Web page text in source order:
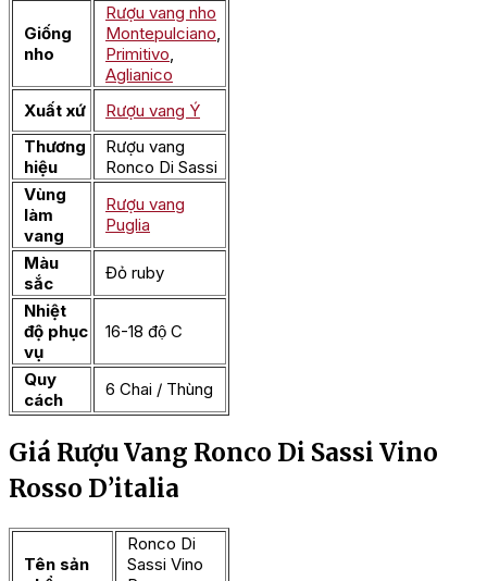
Giống
nho
Rượu vang nho
Montepulciano
Primitivo
Aglianico
Xuất xứ
Rượu vang Ý
Thương
hiệu
Rượu vang
Ronco Di Sassi
Vùng
làm
vang
Rượu vang
Puglia
Màu
sắc
Đỏ ruby
Nhiệt
độ phục
vụ
16-18 độ C
Quy
cách
6 Chai / Thùng
Giá Rượu Vang Ronco Di Sassi Vino
Rosso D’italia
Tên sản
Ronco Di
Sassi Vino